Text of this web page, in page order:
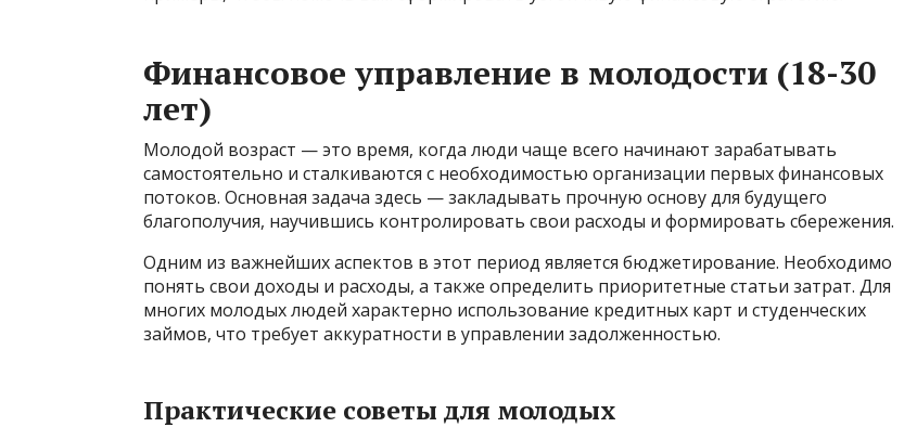
Финансовое управление в молодости (18-30
лет)
Молодой возраст — это время, когда люди чаще всего начинают зарабатывать
самостоятельно и сталкиваются с необходимостью организации первых финансовых
потоков. Основная задача здесь — закладывать прочную основу для будущего
благополучия, научившись контролировать свои расходы и формировать сбережения.
Одним из важнейших аспектов в этот период является бюджетирование. Необходимо
понять свои доходы и расходы, а также определить приоритетные статьи затрат. Для
многих молодых людей характерно использование кредитных карт и студенческих
займов, что требует аккуратности в управлении задолженностью.
Практические советы для молодых